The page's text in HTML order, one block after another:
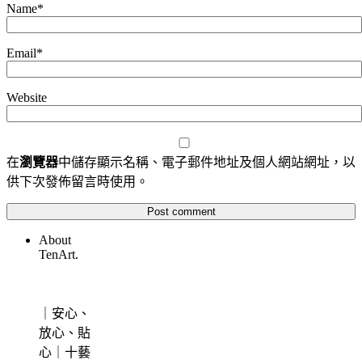
Name*
Email*
Website
在瀏覽器中儲存顯示名稱、電子郵件地址及個人網站網址，以
供下次發佈留言時使用。
About
TenArt.
｜安心、
放心、貼
心｜十藝